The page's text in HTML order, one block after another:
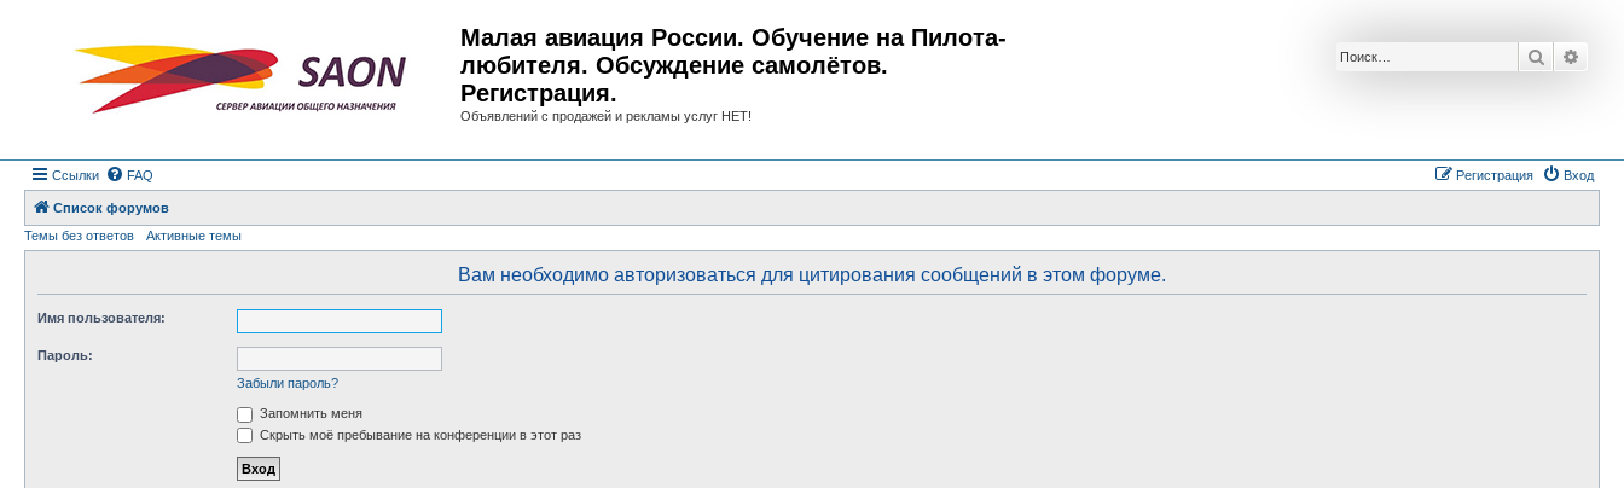
Малая авиация России. Обучение на Пилота-
любителя. Обсуждение самолётов.
Регистрация.
Объявлений с продажей и рекламы услуг НЕТ!
Поиск
Ссылки FAQ Вход
Регистрация
Список форумов
Темы без ответов
Активные темы
Вам необходимо авторизоваться для цитирования сообщений в этом форуме.
Имя пользователя:
Пароль:
Забыли пароль?
Запомнить меня
Скрыть моё пребывание на конференции в этот раз